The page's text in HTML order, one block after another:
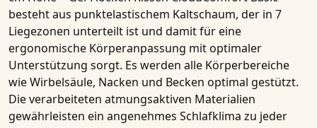
besteht aus punktelastischem Kaltschaum, der in 7
Liegezonen unterteilt ist und damit für eine
ergonomische Körperanpassung mit optimaler
Unterstützung sorgt. Es werden alle Körperbereiche
wie Wirbelsäule, Nacken und Becken optimal gestützt.
Die verarbeiteten atmungsaktiven Materialien
gewährleisten ein angenehmes Schlafklima zu jeder